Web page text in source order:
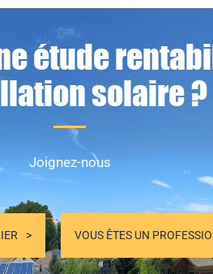
étude
solaire ?
Joignez-nous
VOUS ÊTES UN